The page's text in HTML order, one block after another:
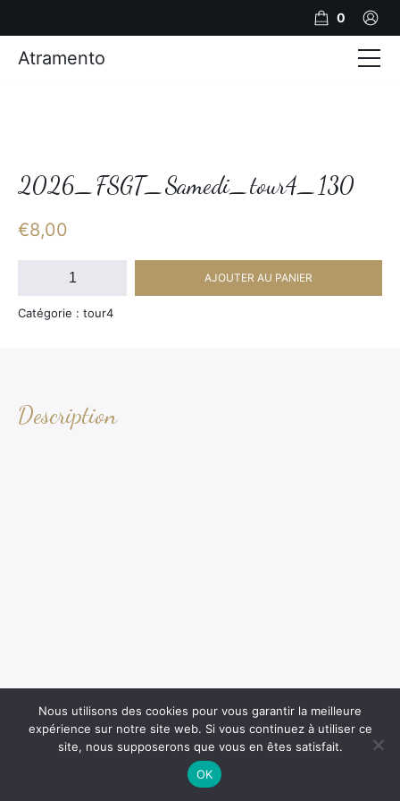
2026_FSGT_Samedi_tour4_130
€8,00
quantité
2026_FSGT_Samedi_tour4_130
AJOUTER AU PANIER
Catégorie : tour4
Description
0
Atramento
Photos
Nous utilisons des cookies pour vous garantir la meilleure
expérience sur notre site web. Si vous continuez à utiliser ce
site, nous supposerons que vous en êtes satisfait.
OK